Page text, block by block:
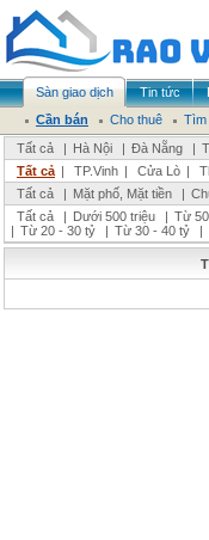
Sàn giao dịch Tin tức
Cần bán
Cho thuê
Tìm
Tất cả
| Hà Nội | Đà Nẵng |
Tất cả | TP.Vinh | Cửa Lò |
Tất cả
| Mặt phố, Mặt tiền |
Tất cả
| Dưới 500 triệu | Từ
| Từ 20 - 30 tỷ | Từ 30 - 40 tỷ |